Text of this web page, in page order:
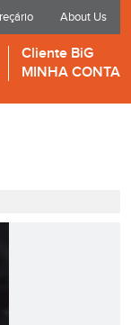
About Us
Cliente BiG
MINHA CONTA